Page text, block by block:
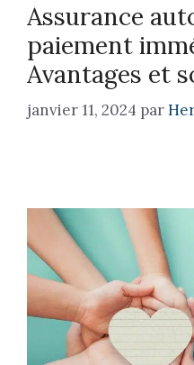
Assurance
paiement
Avantages et
janvier 11, 2024 par